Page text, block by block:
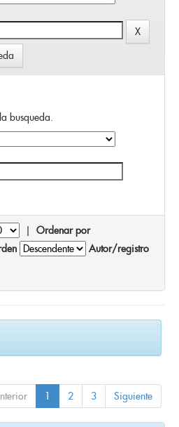
busqueda.
| Ordenar por
Autor/registro
1 2 3 Siguiente